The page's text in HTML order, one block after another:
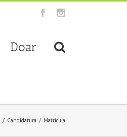
Facebook
Doar
/ Candidatura / Matrícula